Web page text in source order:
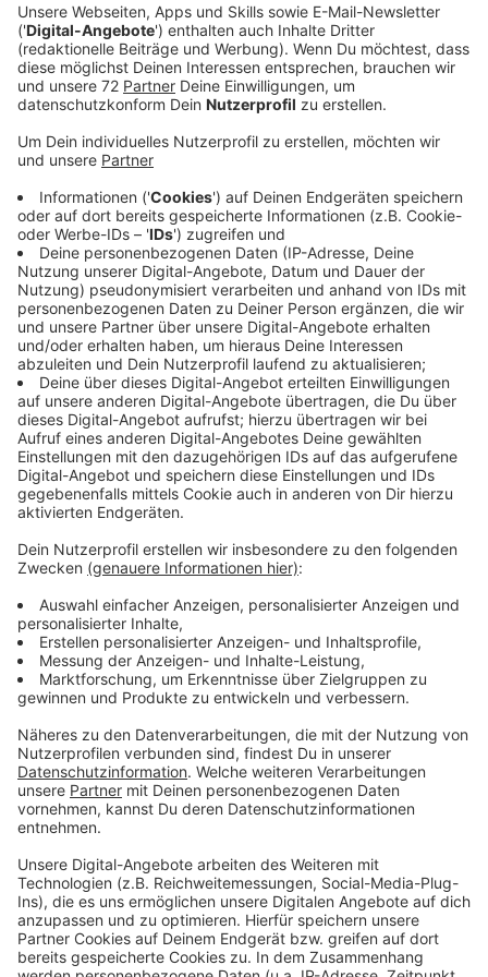
Ein Promi, keine Fragen und fünf
Gegenstände
Anzeige
Wenn ein Popstar, Comedian, Schauspieler oder
Politiker bei uns zu Besuch ist, stellt er sich auch dem
besonderen Video-Interview „Fünf für". Dabei wird
keine einzige Frage gestellt, sondern dem Gast
einfach fünf Dinge in die Hand gedrückt, zu denen er
das erzählt, was ihm als Erstes einfällt. Keine
Standardantworten, keine Promotionaussagen -
sondern ganz persönliche Geschichten - das ist „Fünf
für"!
Anzeige
Wir benötigen Ihre
Zustimmung, um den YouTube
Video-Service zu laden!
Wir verwenden einen Service eines
Drittanbieters, um Videoinhalte
einzubetten. Dieser Service kann
sammeln. Bitte lesen Sie die
Details durch und stimmen Sie der
Nutzung des Service zu, um dieses
Mehr Informationen
Akzeptieren
powered byUsercentrics Consent
Fünf für Max Mutzke
Anzeige